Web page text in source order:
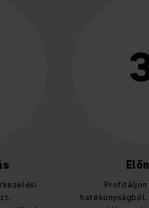
Profitáljon a nagyobb
hatékonyságból, biztonságból és